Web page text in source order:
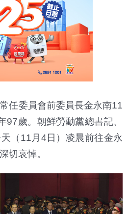
任委員會前委員長金永南11
97歲。朝鮮勞動黨總書記、
（11月4日）凌晨前往金永
切哀悼。